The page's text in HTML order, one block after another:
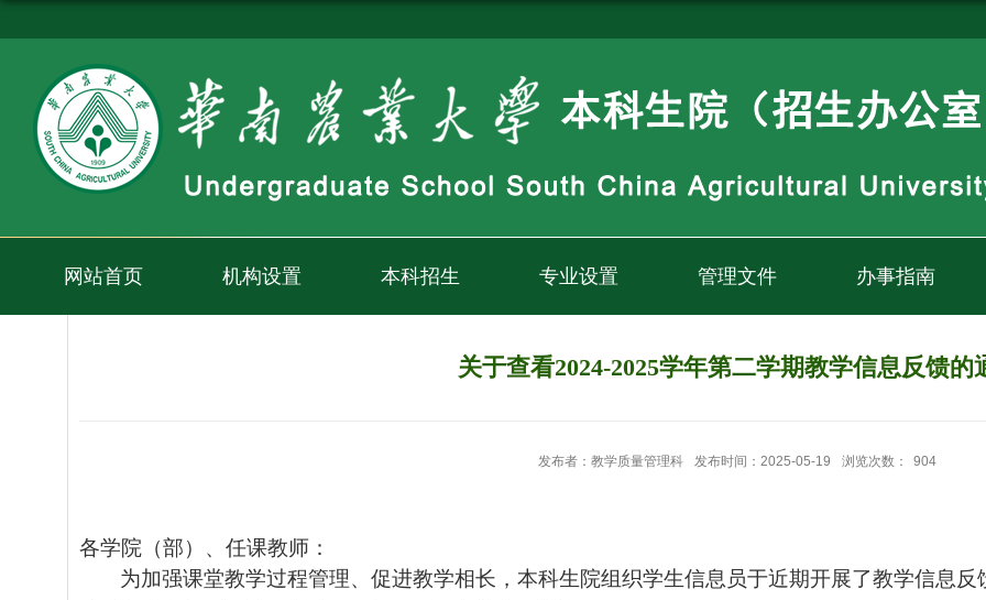
网站首页 机构设置 本科招生 专业设置 管理文件 办事指南
关于查看2024-2025学年第二学期教学信息反馈的
发布者：教学质量管理科 发布时间：2025-05-19 浏览次数： 904
各学院（部）、任课教师：
为加强课堂教学过程管理、促进教学相长，本科生院组织学生信息员于近期开展了教学信息